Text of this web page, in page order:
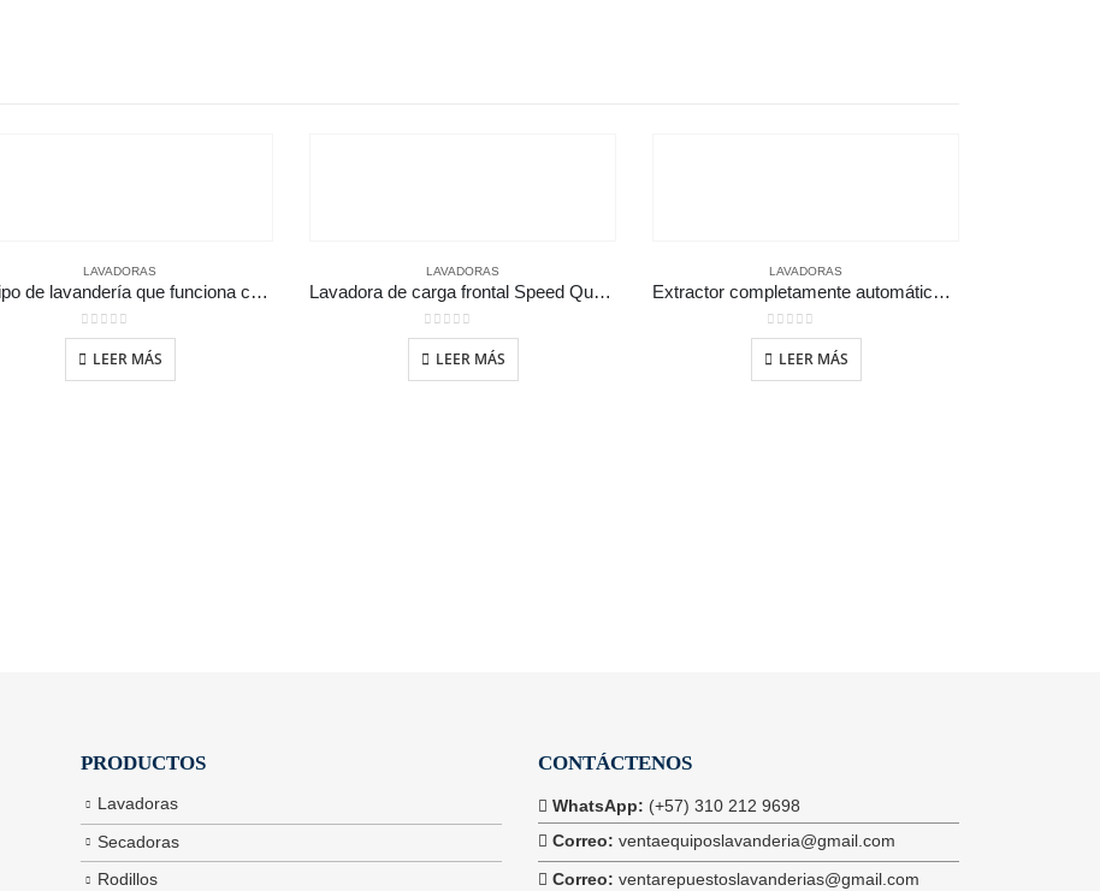
LAVADORAS
Equipo de lavandería que funciona con monedas
0out of 5
LEER MÁS
LAVADORAS
Lavadora de carga frontal Speed ​​Queen de monedas
0out of 5
LEER MÁS
LAVADORAS
Extractor completamente automático-lavadora de carga frontal
0out of 5
LEER MÁS
PRODUCTOS
Lavadoras
Secadoras
Rodillos
CONTÁCTENOS
WhatsApp: (+57) 310 212 9698
Correo: ventaequiposlavanderia@gmail.com
Correo: ventarepuestoslavanderias@gmail.com